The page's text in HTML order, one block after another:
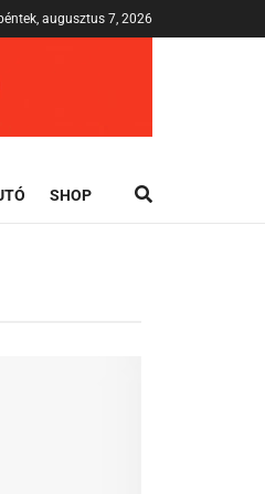
augusztus 7, 2026
SHOP